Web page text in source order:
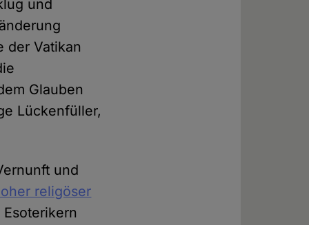
und
der Vatikan
Glauben
Lückenfüller,
und
religöser